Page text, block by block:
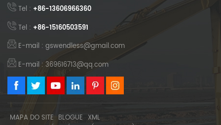
Tel : +86-13606966360
Tel : +86-15160503591
E-mail : gswendless@gmail.com
E-mail : 369616713@qq.com
MAPA DO SITE BLOGUE XML